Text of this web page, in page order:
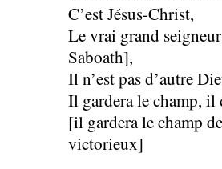
C’est Jésus-Christ,
Le vrai grand
Saboath],
Il n’est pas d’autre
Il gardera le champ,
[il gardera le champ
victorieux]